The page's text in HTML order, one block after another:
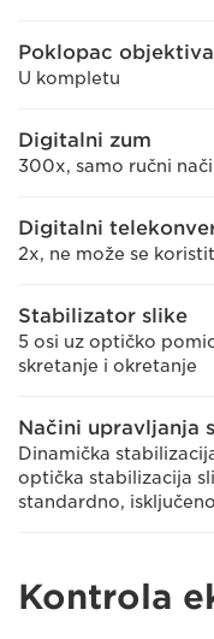
Poklopac objektiva
U kompletu
Digitalni zum
300x, samo ručni
Digitalni
2x, ne može se
Stabilizator slike
5 osi uz optičko
skretanje i okretanje
Načini upravljanja
Dinamička
optička stabilizacija
standardno, isključeno
Kontrola